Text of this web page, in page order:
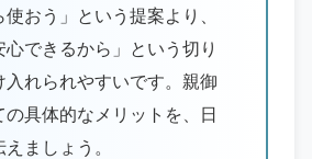
使おう」という提案より、
心できるから」という切り
入れられやすいです。親御
の具体的なメリットを、日
ましょう。